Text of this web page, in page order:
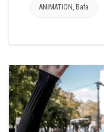
ANIMATION , Bafa